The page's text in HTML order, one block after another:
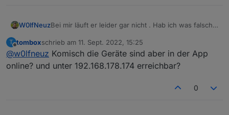
host.raspberrypi-3
tapo.0	2022-09-11 08:40:48.617	info
tapo.0	2022-09-11 08:40:48.611	info
W0lfNeuzBei mir läuft er leider gar nicht . Hab ich was falsch
Verbrauchswerte werden mir auch keine dargestellt
:)
tapo.0
2022-09-11 13:31:16.046	error	Get Device
2022-09-11 13:31:16.044	error	357 Error
T
Offline
tomboxschrieb am 11. Sept. 2022, 15:25
zuletzt editiert von
@w0lfneuz Komisch die Geräte sind aber in der App
online? und unter 192.168.178.174 erreichbar?
0